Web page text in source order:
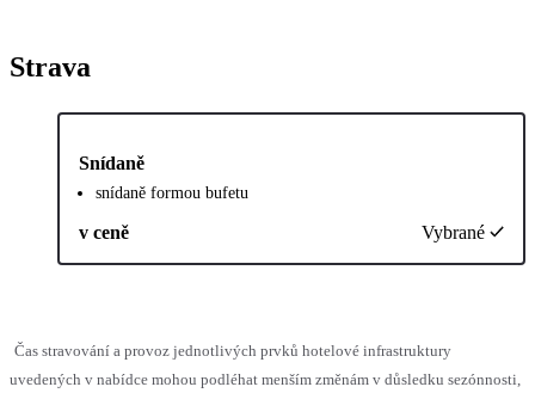
Strava
Snídaně
snídaně formou bufetu
v ceně Vybrané
Čas stravování a provoz jednotlivých prvků hotelové infrastruktury
uvedených v nabídce mohou podléhat menším změnám v důsledku sezónnosti,